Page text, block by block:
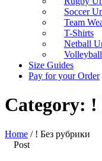
Soccer
Team
T-Shirts
Netball
Size Guides
Pay for your Order
Category: !
Home / ! Без рубрики
Post